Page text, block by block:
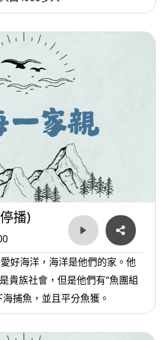
播)
好海洋，海洋是他們的家。他
貴族社會，但是他們有“魚團組
捕魚，並且平分魚獲。